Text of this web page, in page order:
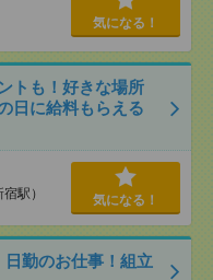
気になる！
トも！好きな場所
日に給料もらえる
駅） 気になる！
勤のお仕事！組立